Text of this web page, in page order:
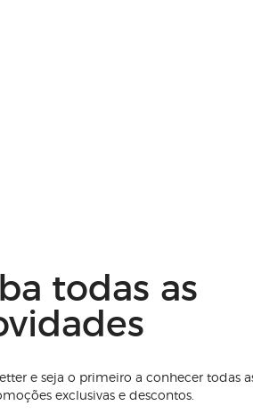
todas as
e seja o primeiro a conhecer todas
exclusivas e descontos.